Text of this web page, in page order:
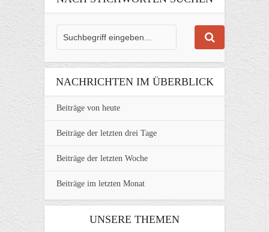
NACHRICHTEN IM ÜBERBLICK
Beiträge von heute
Beiträge der letzten drei Tage
Beiträge der letzten Woche
Beiträge im letzten Monat
UNSERE THEMEN